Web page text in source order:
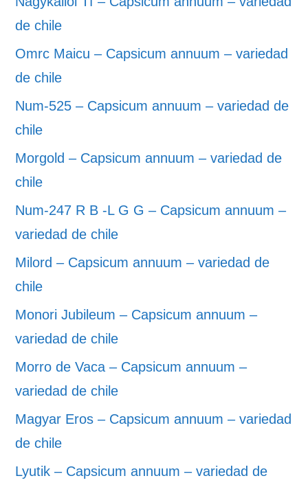
de chile
Omrc Maicu – Capsicum annuum – variedad
de chile
Num-525 – Capsicum annuum – variedad de
chile
Morgold – Capsicum annuum – variedad de
chile
Num-247 R B -L G G – Capsicum annuum –
variedad de chile
Milord – Capsicum annuum – variedad de
chile
Monori Jubileum – Capsicum annuum –
variedad de chile
Morro de Vaca – Capsicum annuum –
variedad de chile
Magyar Eros – Capsicum annuum – variedad
de chile
Lyutik – Capsicum annuum – variedad de